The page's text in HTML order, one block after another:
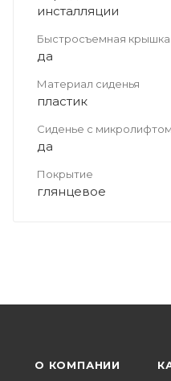
инсталляции
Быстросъемная крышка
да
Материал сиденья
пластик
Сиденье с микролифтом
да
Покрытие
глянцевое
О КОМПАНИИ